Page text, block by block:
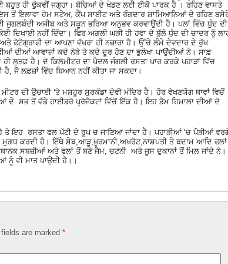
ਹੀ ਢੁੱਕਵੀਂ ਜਗ੍ਹਾ। ਬੱਚਿਆਂ ਦੇ ਖੇਡਣ ਲਈ ਈਕੋ ਪਾਰਕ ਹੈ । ਰਹਿਣ ਵਾਸਤੇ
ਤੋਂ ਇਲਾਵਾ ਹੋਮ ਸਟੇਅ, ਕੈਂਪ ਸਾਈਟ ਅਤੇ ਰੰਗਦਾਰ ਸ਼ਾਮਿਆਨਿਆਂ ਦੇ ਰਹਿਣ
ਜੁਗਲਬੰਦੀ ਅਜੀਬ ਅਤੇ ਸਕੂਨ ਭਰਿਆ ਅਨੁਭਵ ਕਰਵਾਉਂਦੀ ਹੈ। ਪਲਾਂ ਵਿੱਚ ਧੁੰਦ ਦੀ
ਦਿਖਾਈ ਨਹੀਂ ਦਿੰਦਾ। ਫਿਰ ਅਗਲੀ ਘੜੀ ਹੀ ਹਵਾ ਦੇ ਬੁੱਲੇ ਧੁੰਦ ਦੀ ਚਾਦਰ ਨੂੰ
ਫੋਟੋਗ੍ਰਾਫੀ ਦਾ ਆਪਣਾ ਵੱਖਰਾ ਹੀ ਨਜ਼ਾਰਾ ਹੈ। ਉੱਚੇ ਲੰਮੇ ਦੇਵਦਾਰ ਦੇ ਰੁੱਖ
ਦੀਆਂ ਆਵਾਜ਼ਾਂ ਕਦੇ ਨੇੜੇ ਤੇ ਕਦੇ ਦੂਰ ਹੋਣ ਦਾ ਭੁਲੇਖਾ ਪਾਉਂਦੀਆਂ ਨੇ। ਸਾਫ਼
ਲੁਤਫ਼ ਹੈ। ਦੋ ਕਿਲੋਮੀਟਰ ਦਾ ਪੈਦਲ ਜੰਗਲੀ ਰਸਤਾ ਪਾਰ ਕਰਕੇ ਪਹਾੜਾਂ ਵਿੱਚ
ਜੋ ਲਫ਼ਜ਼ਾਂ ਵਿੱਚ ਬਿਆਨ ਨਹੀਂ ਕੀਤਾ ਜਾ ਸਕਦਾ।
ਦੀ ਉਚਾਈ ‘ਤੇ ਮਸ਼ਹੂਰ ਸੁਰਕੰਡਾ ਦੇਵੀ ਮੰਦਿਰ ਹੈ। ਹੋਰ ਵੇਖਣਯੋਗ ਥਾਵਾਂ ਵਿਚੋਂ
ਦੇ ਸਭ ਤੋਂ ਵੱਡੇ ਹਾਈਡਰੋ ਪ੍ਰੋਜੈਕਟਾਂ ਵਿੱਚੋਂ ਇੱਕ ਹੈ। ਇਹ ਡੈਮ ਹਿਮਾਲਾ ਦੀਆਂ ਦੋ
ਤੇ ਇਹ ਰਸਤਾ ਫਲ ਪੱਟੀ ਦੇ ਰੂਪ ਚ ਜਾਣਿਆ ਜਾਂਦਾ ਹੈ। ਪਹਾੜੀਆਂ ‘ਚ ਪੌੜੀਆਂ
ਮੁਗਧ ਕਰਦੀ ਹੈ। ਇੱਥੇ ਸੇਬ,ਆੜੂ,ਖ਼ੁਰਮਾਨੀ,ਅਖਰੋਟ,ਨਾਸ਼ਪਤੀ ਤੇ ਬਦਾਮ ਆਦਿ ਫਲਾਂ
ਸਬਜ਼ੀਆਂ ਅਤੇ ਫਲਾਂ ਤੋਂ ਬਣੇ ਜੈਮ, ਚਟਨੀ ਅਤੇ ਜੂਸ ਦੁਕਾਨਾਂ ਤੋਂ ਮਿਲ ਜਾਂਦੇ ਨੇ।
ਨੂੰ ਵੀ ਮਾਤ ਪਾਉਂਦੀ ਹੈ।।
are marked *